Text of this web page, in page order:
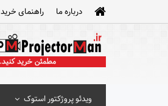
درباره ما راهنمای خرید
ویدئو پروژکتور استوک